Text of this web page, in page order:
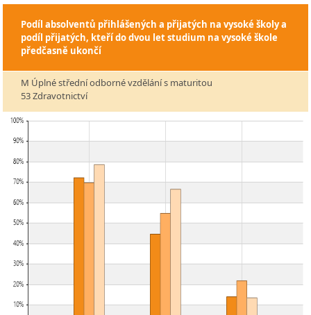
Podíl absolventů přihlášených a přijatých na vysoké školy a
podíl přijatých, kteří do dvou let studium na vysoké škole
předčasně ukončí
M Úplné střední odborné vzdělání s maturitou
53 Zdravotnictví